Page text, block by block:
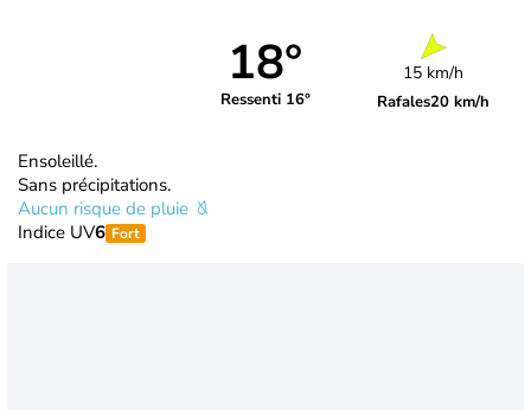
18°
Ressenti 16°
15 km/h
Rafales20 km/h
Ensoleillé.
Sans précipitations.
Aucun risque de pluie
Indice UV6 Fort